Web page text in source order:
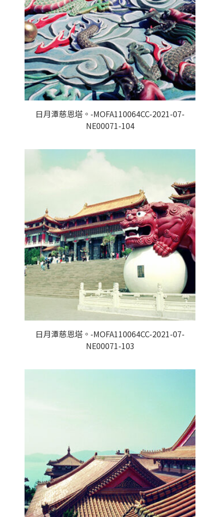
日月潭慈恩塔。-MOFA110064CC-2021-07-
NE00071-104
日月潭慈恩塔。-MOFA110064CC-2021-07-
NE00071-103